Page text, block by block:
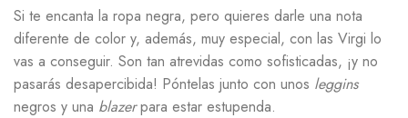
Si te encanta la ropa negra, pero quieres darle una nota
diferente de color y, además, muy especial, con las Virgi lo
vas a conseguir. Son tan atrevidas como sofisticadas, ¡y no
pasarás desapercibida! Póntelas junto con unos leggins
negros y una blazerpara estar estupenda.